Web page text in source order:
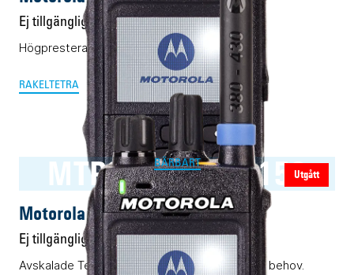
Ej tillgänglig
Högpresterande Tetra-/Rakel-mobiler.
RAKELTETRA
Utgått
MTP3100-MTP3150
BÄRBART
Motorola MTP3100-MTP3150
Ej tillgänglig
Avskalade Tetra-/Rakel-terminaler för enklare behov.